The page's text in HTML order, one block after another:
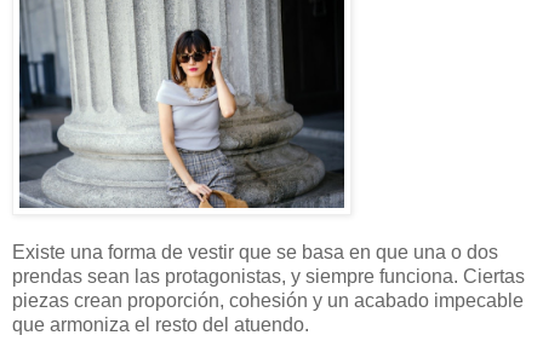
Existe una forma de vestir que se basa en que una o dos
prendas sean las protagonistas, y siempre funciona. Ciertas
piezas crean proporción, cohesión y un acabado impecable
que armoniza el resto del atuendo.